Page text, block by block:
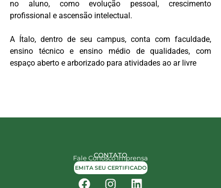
no aluno, como evolução pessoal, crescimento
profissional e ascensão intelectual.
A Ítalo, dentro de seu campus, conta com faculdade,
ensino técnico e ensino médio de qualidades, com
espaço aberto e arborizado para atividades ao ar livre
CONTATO
Fale ConoscoImprensa
EMITA SEU CERTIFICADO